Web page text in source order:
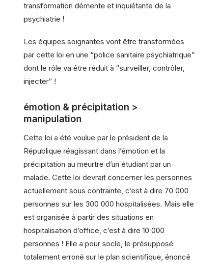
transformation démente et inquiétante de la
psychiatrie !
Les équipes soignantes vont être transformées
par cette loi en une “police sanitaire psychiatrique”
dont le rôle va être réduit à “surveiller, contrôler,
injecter” !
émotion & précipitation >
manipulation
Cette loi a été voulue par le président de la
République réagissant dans l’émotion et la
précipitation au meurtre d’un étudiant par un
malade. Cette loi devrait concerner les personnes
actuellement sous contrainte, c’est à dire 70 000
personnes sur les 300 000 hospitalisées. Mais elle
est organisée à partir des situations en
hospitalisation d’office, c’est à dire 10 000
personnes ! Elle a pour socle, le présupposé
totalement erroné sur le plan scientifique, énoncé